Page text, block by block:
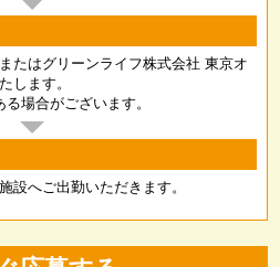
たはグリーンライフ株式会社 東京オ
します。
場合がございます。
設へご出勤いただきます。